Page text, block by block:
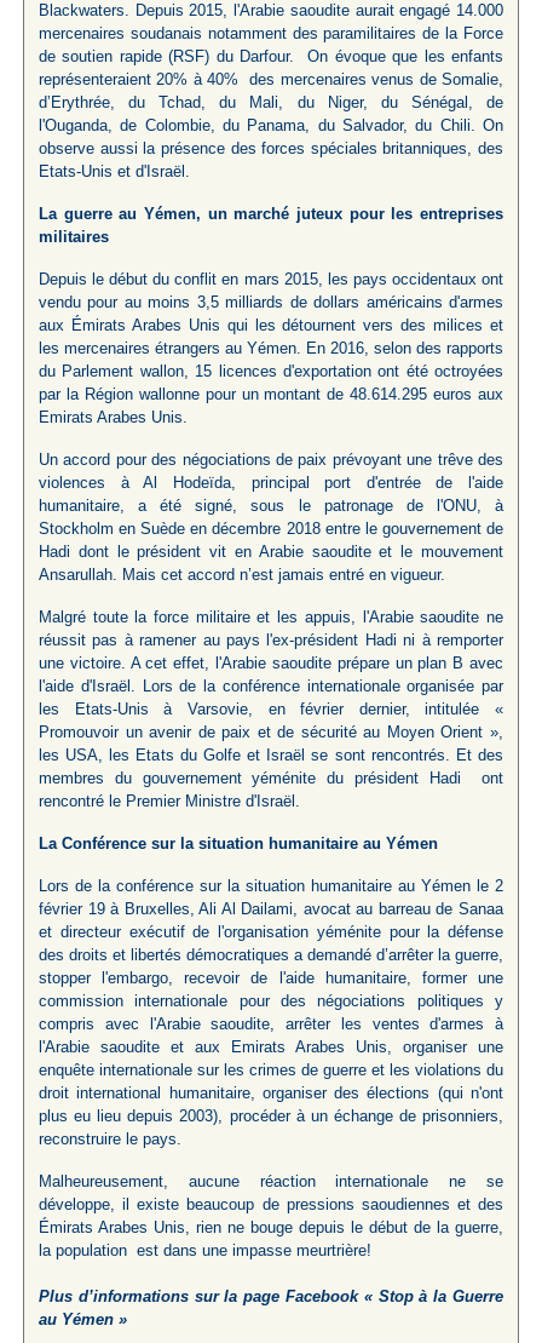
Blackwaters. Depuis 2015, l'Arabie saoudite aurait engagé 14.000
mercenaires soudanais notamment des paramilitaires de la Force
de soutien rapide (RSF) du Darfour. On évoque que les enfants
représenteraient 20% à 40% des mercenaires venus de Somalie,
d’Erythrée, du Tchad, du Mali, du Niger, du Sénégal, de
l'Ouganda, de Colombie, du Panama, du Salvador, du Chili. On
observe aussi la présence des forces spéciales britanniques, des
Etats-Unis et d'Israël.
La guerre au Yémen, un marché juteux pour les entreprises
militaires
Depuis le début du conflit en mars 2015, les pays occidentaux ont
vendu pour au moins 3,5 milliards de dollars américains d'armes
aux Émirats Arabes Unis qui les détournent vers des milices et
les mercenaires étrangers au Yémen. En 2016, selon des rapports
du Parlement wallon, 15 licences d'exportation ont été octroyées
par la Région wallonne pour un montant de 48.614.295 euros aux
Emirats Arabes Unis.
Un accord pour des négociations de paix prévoyant une trêve des
violences à Al Hodeïda, principal port d'entrée de l'aide
humanitaire, a été signé, sous le patronage de l'ONU, à
Stockholm en Suède en décembre 2018 entre le gouvernement de
Hadi dont le président vit en Arabie saoudite et le mouvement
Ansarullah. Mais cet accord n’est jamais entré en vigueur.
Malgré toute la force militaire et les appuis, l'Arabie saoudite ne
réussit pas à ramener au pays l'ex-président Hadi ni à remporter
une victoire. A cet effet, l'Arabie saoudite prépare un plan B avec
l'aide d'Israël. Lors de la conférence internationale organisée par
les Etats-Unis à Varsovie, en février dernier, intitulée «
Promouvoir un avenir de paix et de sécurité au Moyen Orient »,
les USA, les Etats du Golfe et Israël se sont rencontrés. Et des
membres du gouvernement yéménite du président Hadi ont
rencontré le Premier Ministre d'Israël.
La Conférence sur la situation humanitaire au Yémen
Lors de la conférence sur la situation humanitaire au Yémen le 2
février 19 à Bruxelles, Ali Al Dailami, avocat au barreau de Sanaa
et directeur exécutif de l'organisation yéménite pour la défense
des droits et libertés démocratiques a demandé d’arrêter la guerre,
stopper l'embargo, recevoir de l'aide humanitaire, former une
commission internationale pour des négociations politiques y
compris avec l'Arabie saoudite, arrêter les ventes d'armes à
l'Arabie saoudite et aux Emirats Arabes Unis, organiser une
enquête internationale sur les crimes de guerre et les violations du
droit international humanitaire, organiser des élections (qui n'ont
plus eu lieu depuis 2003), procéder à un échange de prisonniers,
reconstruire le pays.
Malheureusement, aucune réaction internationale ne se
développe, il existe beaucoup de pressions saoudiennes et des
Émirats Arabes Unis, rien ne bouge depuis le début de la guerre,
la population est dans une impasse meurtrière!
Plus d’informations sur la page Facebook « Stop à la Guerre
au Yémen »